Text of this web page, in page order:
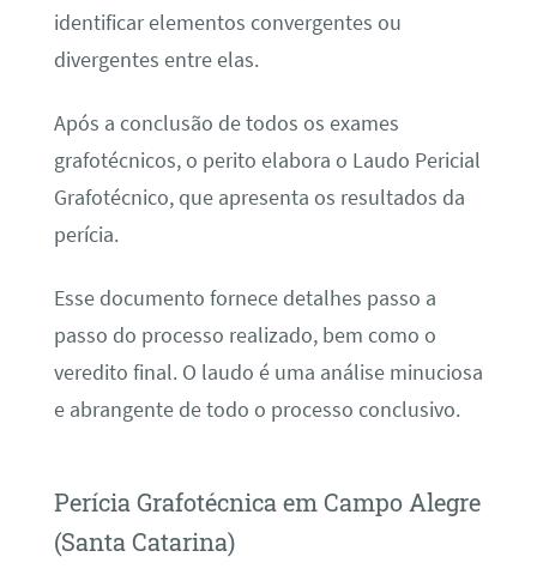
identificar elementos convergentes ou
divergentes entre elas.
Após a conclusão de todos os exames
grafotécnicos, o perito elabora o Laudo Pericial
Grafotécnico, que apresenta os resultados da
perícia.
Esse documento fornece detalhes passo a
passo do processo realizado, bem como o
veredito final. O laudo é uma análise minuciosa
e abrangente de todo o processo conclusivo.
Perícia Grafotécnica em Campo Alegre
(Santa Catarina)